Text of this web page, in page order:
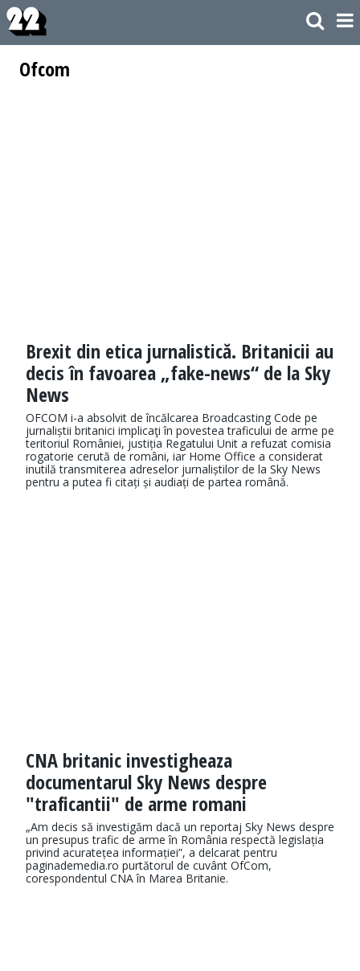
Ofcom
Brexit din etica jurnalistică. Britanicii au
decis în favoarea „fake-news“ de la Sky
News
OFCOM i-a absolvit de încălcarea Broadcasting Code pe
jurnaliștii britanici implicaţi în povestea traficului de arme pe
teritoriul României, justiția Regatului Unit a refuzat comisia
rogatorie cerută de români, iar Home Office a considerat
inutilă transmiterea adreselor jurnaliștilor de la Sky News
pentru a putea fi citați și audiați de partea română.
CNA britanic investigheaza
documentarul Sky News despre
"traficantii" de arme romani
„Am decis să investigăm dacă un reportaj Sky News despre
un presupus trafic de arme în România respectă legislația
privind acuratețea informației”, a delcarat pentru
paginademedia.ro purtătorul de cuvânt OfCom,
corespondentul CNA în Marea Britanie.